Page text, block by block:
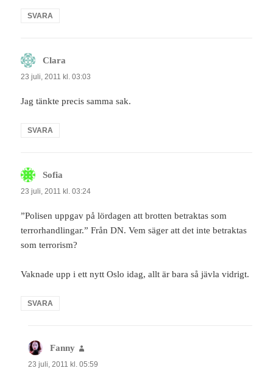
SVARA
Clara
23 juli, 2011 kl. 03:03
Jag tänkte precis samma sak.
SVARA
Sofia
23 juli, 2011 kl. 03:24
”Polisen uppgav på lördagen att brotten betraktas som
terrorhandlingar.” Från DN. Vem säger att det inte betraktas
som terrorism?
Vaknade upp i ett nytt Oslo idag, allt är bara så jävla vidrigt.
SVARA
Fanny
23 juli, 2011 kl. 05:59